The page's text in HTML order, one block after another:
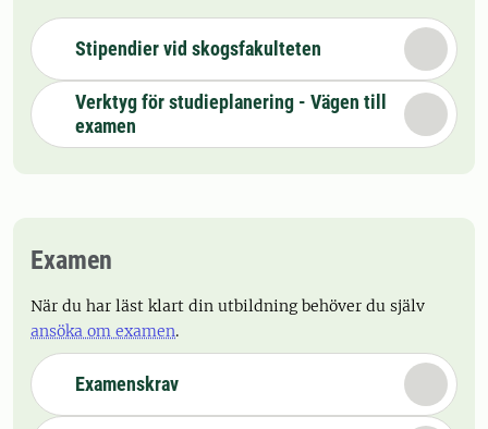
Stipendier vid skogsfakulteten
Verktyg för studieplanering - Vägen till
examen
Examen
När du har läst klart din utbildning behöver du själv
ansöka om examen.
Examenskrav